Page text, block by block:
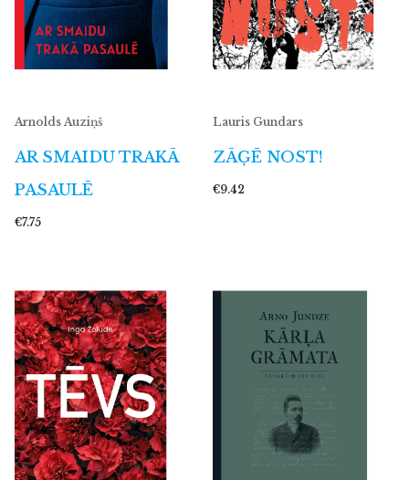
Arnolds Auziņš
AR SMAIDU TRAKĀ
PASAULĒ
€7.75
Lauris Gundars
ZĀĢĒ NOST!
€9.42